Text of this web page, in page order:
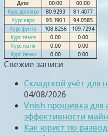
Дата:
00:00
00:00
Курс доллара
80.9293
81.4077
Курс евро
93.1901
94.0585
Курс фунта
108.8256
109.7294
Курс тенге
0.00
0.00
Курс юаня
0.00
0.00
Курс йены
0.00 0.00
Свежие записи
Складской учёт для
04/08/2026
Vnish прошивка для
эффективности
Как юрист по